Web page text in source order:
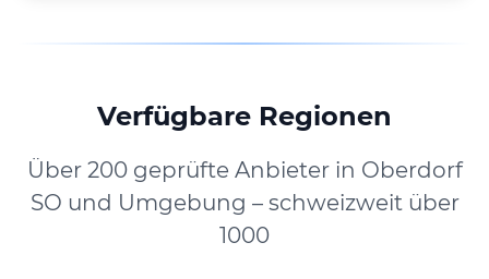
Verfügbare Regionen
Über 200 geprüfte Anbieter in Oberdorf
SO und Umgebung – schweizweit über
1000